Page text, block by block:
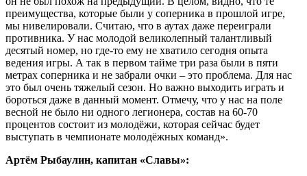
преимущества, которые были у соперника в прошлой игре,
мы нивелировали. Считаю, что в аутах даже переиграли
противника. У нас молодой великолепный талантливый
десятый номер, но где-то ему не хватило сегодня опыта
ведения игры. А так в первом тайме три раза были в пяти
метрах соперника и не забрали очки – это проблема. Для нас
это был очень тяжелый сезон. Но важно выходить играть и
бороться даже в данный момент. Отмечу, что у нас на поле
весной не было ни одного легионера, состав на 60-70
процентов состоит из молодёжи, которая сейчас будет
выступать в чемпионате молодёжных команд».
Артём Рыбаулин, капитан «Славы»: